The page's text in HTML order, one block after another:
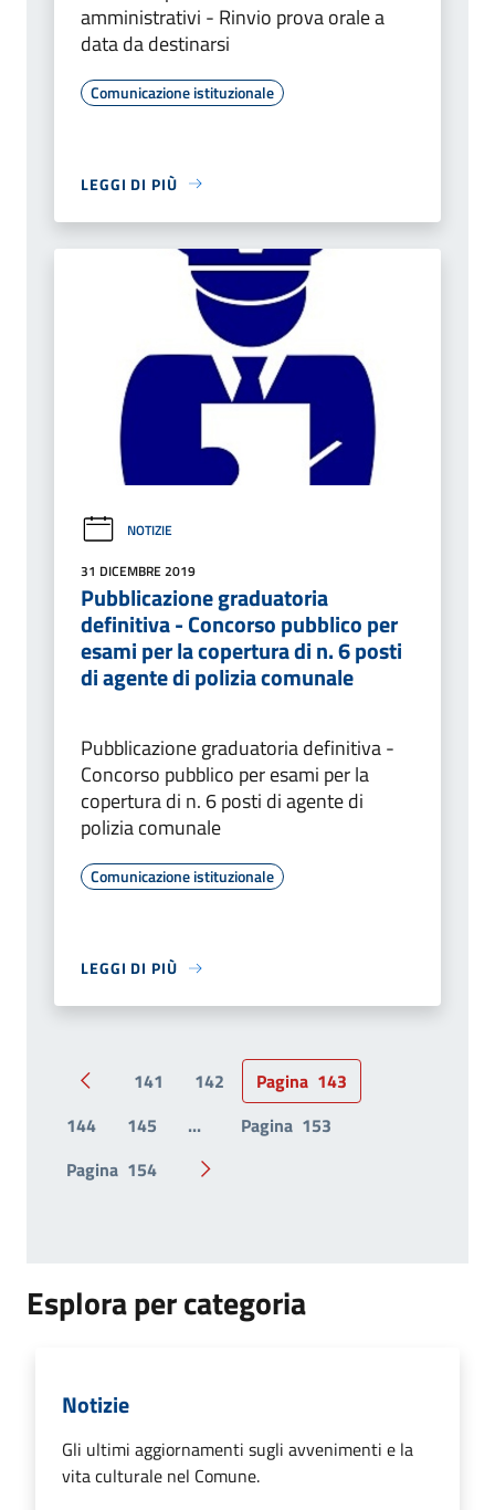
amministrativi - Rinvio prova orale a
data da destinarsi
Comunicazione istituzionale
LEGGI DI PIÙ
NOTIZIE
31 DICEMBRE 2019
Pubblicazione graduatoria
definitiva - Concorso pubblico per
esami per la copertura di n. 6 posti
di agente di polizia comunale
Pubblicazione graduatoria definitiva -
Concorso pubblico per esami per la
copertura di n. 6 posti di agente di
polizia comunale
Comunicazione istituzionale
LEGGI DI PIÙ
Pagina precedente
141 142 Pagina 143
144
145 ... Pagina 153
Pagina 154 Pagina successiva
Esplora per categoria
Notizie
Gli ultimi aggiornamenti sugli avvenimenti e la
vita culturale nel Comune.